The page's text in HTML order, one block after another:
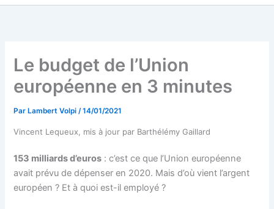
Le budget de l’Union
européenne en 3 minutes
Par Lambert Volpi/14/01/2021
Vincent Lequeux, mis à jour par Barthélémy Gaillard
153 milliards d’euros : c’est ce que l’Union européenne
avait prévu de dépenser en 2020. Mais d’où vient l’argent
européen ? Et à quoi est-il employé ?